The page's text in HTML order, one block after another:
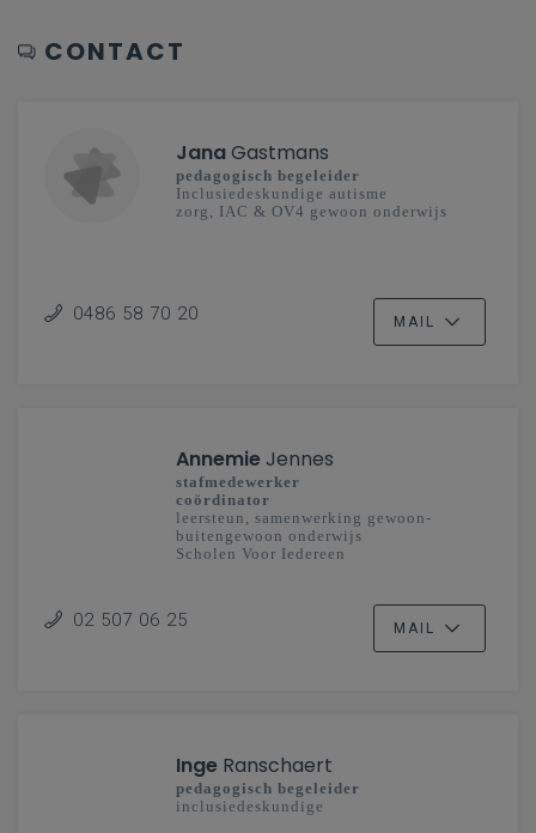
CONTACT
JanaGastmans
pedagogisch begeleider
Inclusiedeskundige autisme
zorg, IAC & OV4 gewoon onderwijs
0486 58 70 20 MAIL
Annemie Jennes
stafmedewerker
coördinator
leersteun, samenwerking gewoon-
buitengewoon onderwijs
Scholen Voor Iedereen
02 507 06 25 MAIL
Inge Ranschaert
pedagogisch begeleider
inclusiedeskundige